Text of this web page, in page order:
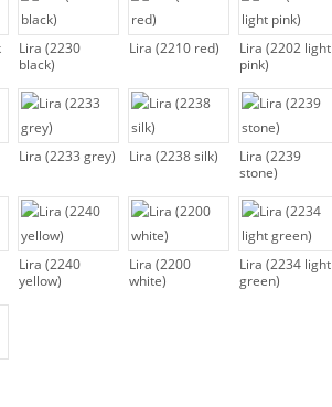
Lira (2230
black)
Lira (2210 red)
Lira (2202 light
pink)
Lira (2233 grey) Lira (2238 silk)
Lira (2239
stone)
Lira (2240
yellow)
Lira (2200
white)
Lira (2234 light
green)